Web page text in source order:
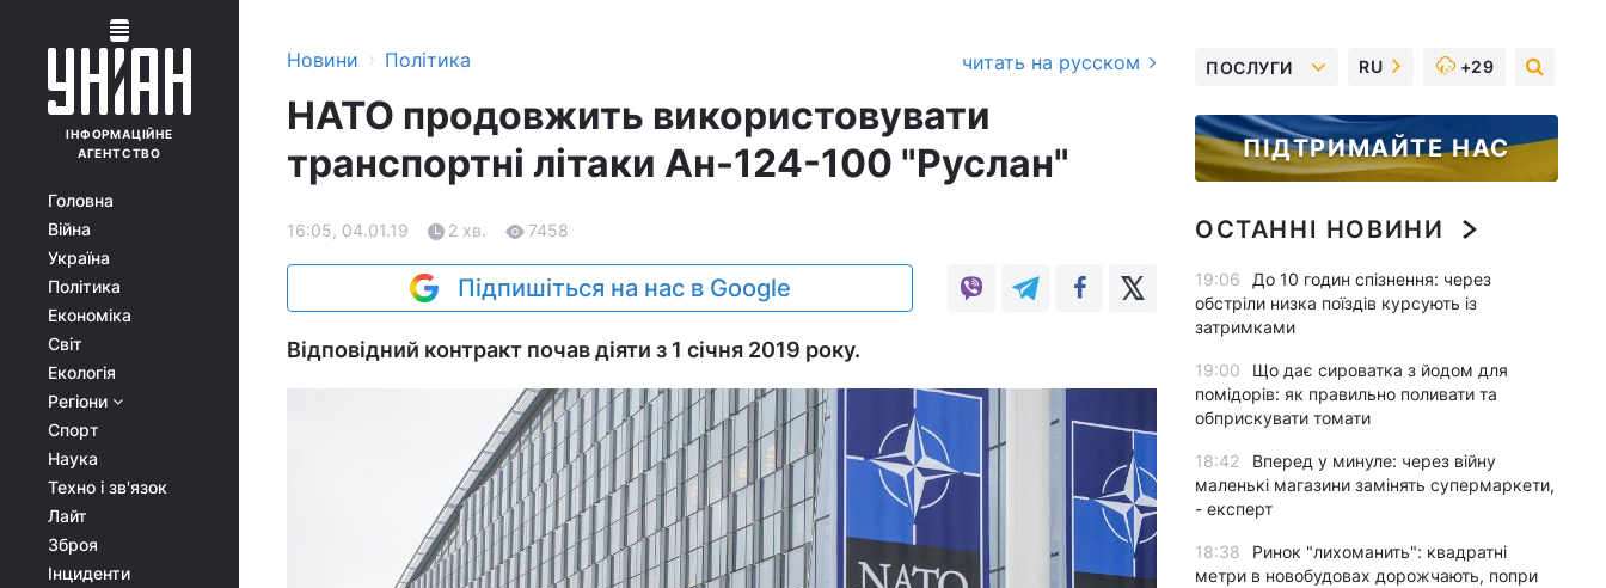
ІНФОРМАЦІЙНЕ
АГЕНТСТВО
Головна
Війна
Україна
Політика
Економіка
Світ
Екологія
Регіони
Спорт
Наука
Техно і зв'язок
Лайт
Зброя
Інциденти
Новини › Політика читать на русском
НАТО продовжить використовувати
транспортні літаки Ан-124-100 "Руслан"
16:05, 04.01.19 2 хв. 7458
Підпишіться на нас в Google
Відповідний контракт почав діяти з 1 січня 2019 року.
ПОСЛУГИ RU +29
ПІДТРИМАЙТЕ НАС
ОСТАННІ НОВИНИ
19:06
До 10 годин спізнення: через
обстріли низка поїздів курсують із
затримками
19:00
Що дає сироватка з йодом для
помідорів: як правильно поливати та
обприскувати томати
18:42
Вперед у минуле: через війну
маленькі магазини замінять супермаркети,
- експерт
18:38
Ринок "лихоманить": квадратні
метри в новобудовах дорожчають, попри